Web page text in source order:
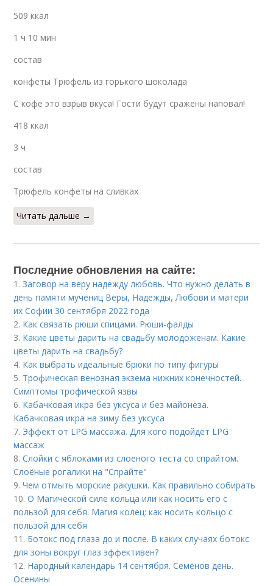
509 ккал
1 ч 10 мин
состав
конфеты Трюфель из горького шоколада
С кофе это взрыв вкуса! Гости будут сражены наповал!
418 ккал
3 ч
состав
Трюфель конфеты на сливках
Читать дальше →
Последние обновления на сайте:
1.Заговор на веру надежду любовь. Что нужно делать в
день памяти мучениц Веры, Надежды, Любови и матери
их Софии 30 сентября 2022 года
2. Как связать рюши спицами. Рюши-фалды
3. Какие цветы дарить на свадьбу молодоженам. Какие
цветы дарить на свадьбу?
4. Как выбрать идеальные брюки по типу фигуры
5. Трофическая венозная экзема нижних конечностей.
Симптомы трофической язвы
6. Кабачковая икра без уксуса и без майонеза.
Кабачковая икра на зиму без уксуса
7. Эффект от LPG массажа. Для кого подойдёт LPG
массаж
8.Слойки с яблоками из слоеного теста со спрайтом.
Слоёные рогалики на "Спрайте"
9.Чем отмыть морские ракушки. Как правильно собирать
10.О Магической силе кольца или как носить его с
пользой для себя. Магия колец: как носить кольцо с
пользой для себя
11. Ботокс под глаза до и после. В каких случаях ботокс
для зоны вокруг глаз эффективен?
12. Народный календарь 14 сентября. Семёнов день.
Осенины